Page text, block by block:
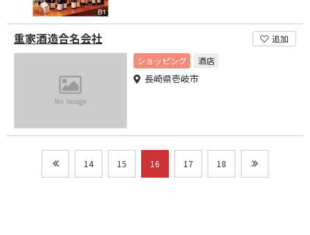
重家酒造合名会社
追加
ショッピング
酒店
長崎県壱岐市
14 15 16 17 18